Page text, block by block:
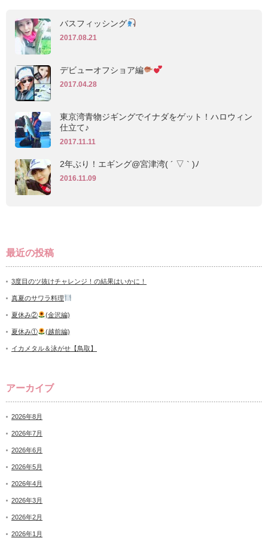
バスフィッシング
2017.08.21
デビューオフショア編
2017.04.28
東京湾青物ジギングでイナダをゲット！ハロウィン
仕立て♪
2017.11.11
2年ぶり！エギング@宮津湾( ´ ▽ ` )ﾉ
2016.11.09
最近の投稿
3度目のツ抜けチャレンジ！の結果はいかに！
真夏のサワラ料理
夏休み② (金沢編)
夏休み① (越前編)
イカメタル＆泳がせ【鳥取】
アーカイブ
2026年8月
2026年7月
2026年6月
2026年5月
2026年4月
2026年3月
2026年2月
2026年1月